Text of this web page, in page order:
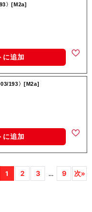
〉[M2a]
に追加
193〉[M2a]
に追加
1 2 3 … 9 次»